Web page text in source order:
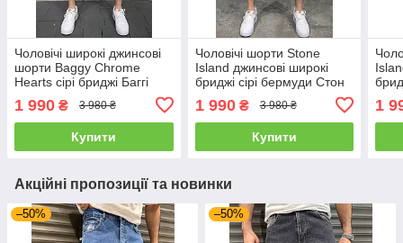
Чоловічі широкі джинсові
шорти Baggy Chrome
Hearts сірі бриджі Баггі
1 990 ₴ 3 980 ₴
Купити
Чоловічі шорти Stone
Island джинсові широкі
бриджі сірі бермуди Стон
1 990₴ 3 980 ₴
Купити
1
Акційні пропозиції та новинки
–50% –50%